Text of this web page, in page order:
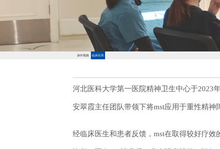
操作视频 临床应用
河北医科大学第一医院精神卫生中心于2023
安翠霞主任团队带领下将mst应用于重性精神
经临床医生和患者反馈，mst在取得较好疗